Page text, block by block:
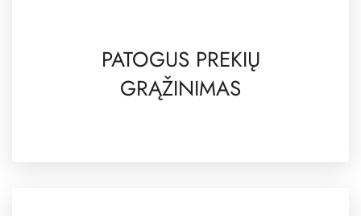
PATOGUS PREKIŲ
GRĄŽINIMAS